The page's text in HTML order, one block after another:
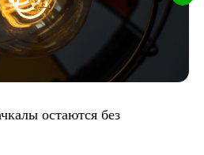
остаются без